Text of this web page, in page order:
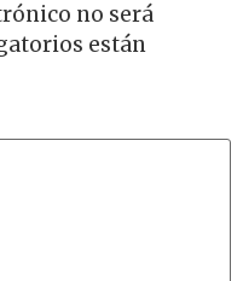
no será
están